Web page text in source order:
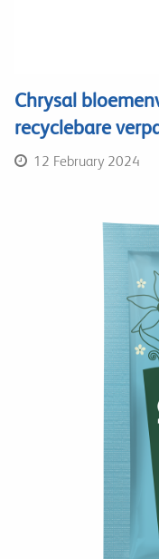
Chrysal
recyclebare
12 February 2024